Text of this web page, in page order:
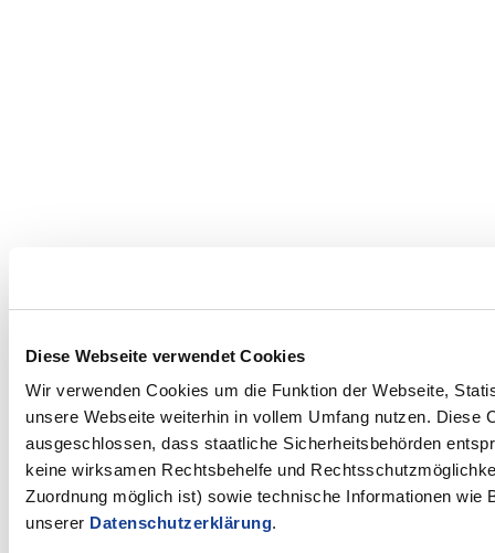
Diese Webseite verwendet Cookies
Wir verwenden Cookies um die Funktion der Webseite,
unsere Webseite weiterhin in vollem Umfang nutzen.
ausgeschlossen, dass staatliche Sicherheitsbehörden
keine wirksamen Rechtsbehelfe und
Zuordnung möglich ist) sowie technische Informationen wie
unserer Datenschutzerklärung.